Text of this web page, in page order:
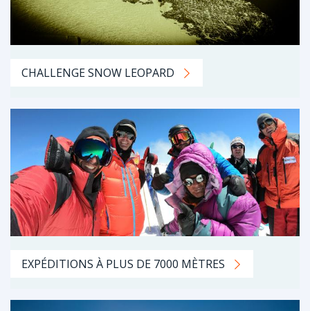
CHALLENGE SNOW LEOPARD
EXPÉDITIONS À PLUS DE 7000 MÈTRES